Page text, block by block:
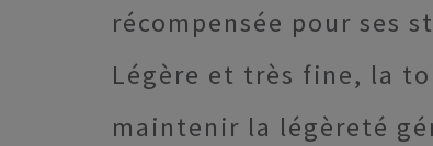
récompensée pour ses
Légère et très fine, la
maintenir la légèreté